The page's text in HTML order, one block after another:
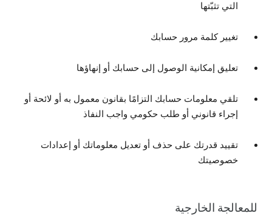
التي تثبّتها
تغيير كلمة مرور حسابك
تعليق إمكانية الوصول إلى حسابك أو إنهاؤها
تلقي معلومات حسابك التزامًا بقانون معمول به أو لائحة أو
إجراء قانوني أو طلب حكومي واجب النفاذ
تقييد قدرتك على حذف أو تعديل معلوماتك أو إعدادات
خصوصيتك
للمعالجة الخارجية